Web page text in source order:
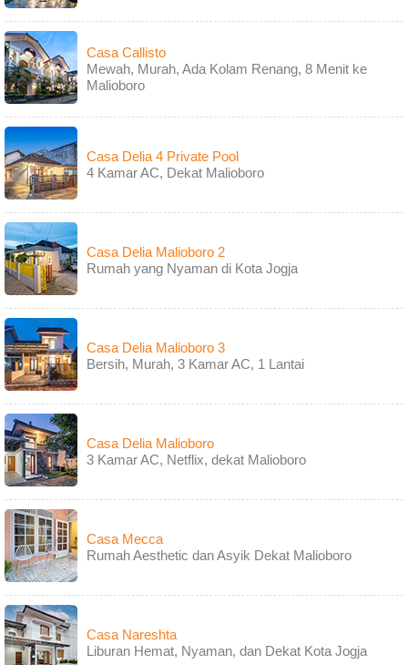
Casa Callisto
Mewah, Murah, Ada Kolam Renang, 8 Menit ke
Malioboro
Casa Delia 4 Private Pool
4 Kamar AC, Dekat Malioboro
Casa Delia Malioboro 2
Rumah yang Nyaman di Kota Jogja
Casa Delia Malioboro 3
Bersih, Murah, 3 Kamar AC, 1 Lantai
Casa Delia Malioboro
3 Kamar AC, Netflix, dekat Malioboro
Casa Mecca
Rumah Aesthetic dan Asyik Dekat Malioboro
Casa Nareshta
Liburan Hemat, Nyaman, dan Dekat Kota Jogja